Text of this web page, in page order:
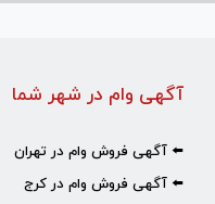
آگهی وام در شهر شما
⬅️ آگهی فروش وام در تهران
⬅️ آگهی فروش وام در کرج